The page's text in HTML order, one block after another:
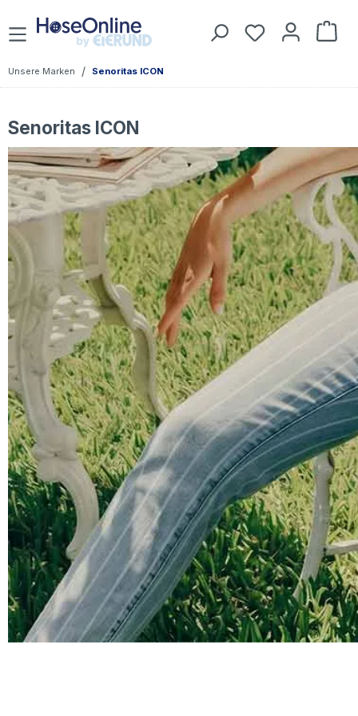
Zum Hauptinhalt springen Du hast 0
Unsere Marken / Senoritas ICON
Senoritas ICON